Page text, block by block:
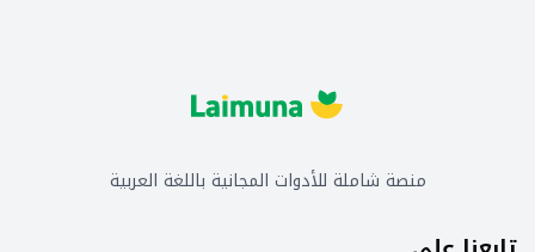
منصة شاملة للأدوات المجانية باللغة العربية